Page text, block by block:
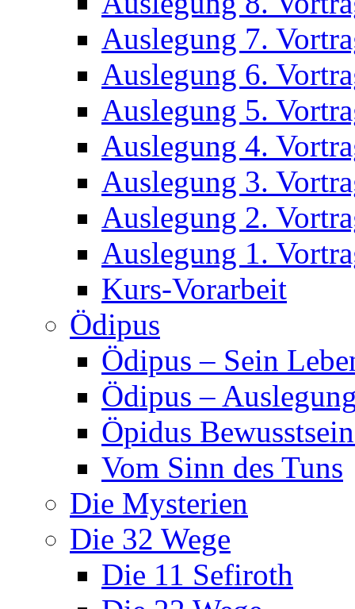
Auslegung 7.
Auslegung 6.
Auslegung 5.
Auslegung 4.
Auslegung 3.
Auslegung 2.
Auslegung 1.
Kurs-Vorarbeit
Ödipus
Ödipus – Sein
Ödipus –
Öpidus
Vom Sinn des Tuns
Die Mysterien
Die 32 Wege
Die 11 Sefiroth